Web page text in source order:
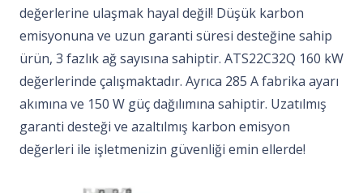
değerlerine ulaşmak hayal değil! Düşük karbon
emisyonuna ve uzun garanti süresi desteğine sahip
ürün, 3 fazlık ağ sayısına sahiptir. ATS22C32Q 160 kW
değerlerinde çalışmaktadır. Ayrıca 285 A fabrika ayarı
akımına ve 150 W güç dağılımına sahiptir. Uzatılmış
garanti desteği ve azaltılmış karbon emisyon
değerleri ile işletmenizin güvenliği emin ellerde!